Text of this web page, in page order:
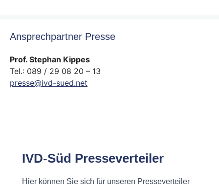
Ansprechpartner Presse
Prof. Stephan Kippes
Tel.: 089 / 29 08 20 – 13
presse@ivd-sued.net